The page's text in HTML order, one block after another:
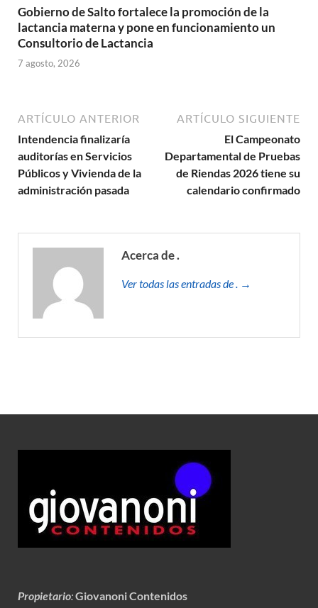
Gobierno de Salto fortalece la promoción de la
lactancia materna y pone en funcionamiento un
Consultorio de Lactancia
7 agosto, 2026
ARTÍCULO ANTERIOR
Intendencia finalizaría
auditorías en Servicios
Públicos y Vivienda de la
administración pasada
ARTÍCULO SIGUIENTE
El Campeonato
Departamental de Pruebas
de Riendas 2026 tiene su
calendario confirmado
Acerca de .
Ver todas las entradas de . →
Propietario:Giovanoni Contenidos